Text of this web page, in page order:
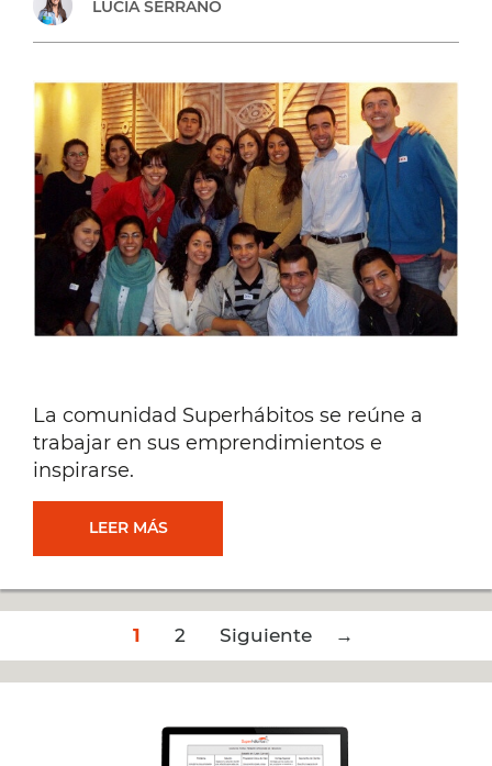
LUCÍA SERRANO
La comunidad Superhábitos se reúne a
trabajar en sus emprendimientos e
inspirarse.
LEER MÁSLA
SIGUE
CRECIENDO
Post
navigation
1 2 Siguiente →